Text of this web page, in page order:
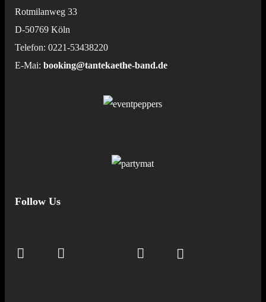
Rotmilanweg 33
D-50769 Köln
Telefon: 0221-53438220
E-Mai:booking@tantekaethe-band.de
Follow Us